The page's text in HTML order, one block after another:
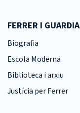
FERRER I GUARDIA
Biografia
Escola Moderna
Biblioteca i arxiu
Justícia per Ferrer